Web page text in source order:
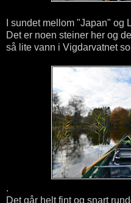
I sundet mellom "Japan"
Det er noen steiner her og
så lite vann i Vigdarvatnet
.
Det går helt fint og snart